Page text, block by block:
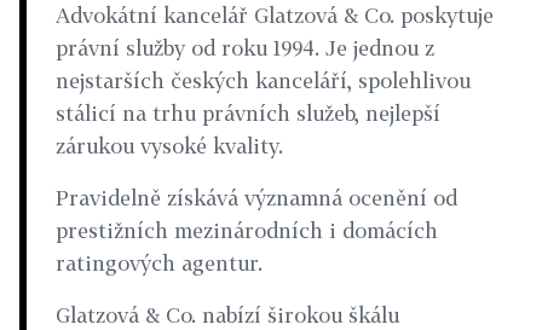
Advokátní kancelář Glatzová & Co. poskytuje
právní služby od roku 1994. Je jednou z
nejstarších českých kanceláří, spolehlivou
stálicí na trhu právních služeb, nejlepší
zárukou vysoké kvality.
Pravidelně získává významná ocenění od
prestižních mezinárodních i domácích
ratingových agentur.
Glatzová & Co. nabízí širokou škálu